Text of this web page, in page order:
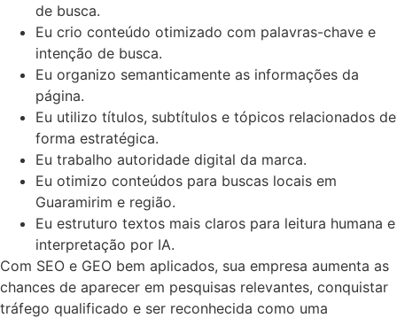
de busca.
Eu crio conteúdo otimizado com palavras-chave e
intenção de busca.
Eu organizo semanticamente as informações da
página.
Eu utilizo títulos, subtítulos e tópicos relacionados de
forma estratégica.
Eu trabalho autoridade digital da marca.
Eu otimizo conteúdos para buscas locais em
Guaramirim e região.
Eu estruturo textos mais claros para leitura humana e
interpretação por IA.
Com SEO e GEO bem aplicados, sua empresa aumenta as
chances de aparecer em pesquisas relevantes, conquistar
tráfego qualificado e ser reconhecida como uma